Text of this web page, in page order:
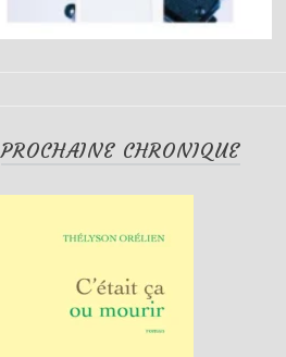
PROCHAINE CHRONIQUE